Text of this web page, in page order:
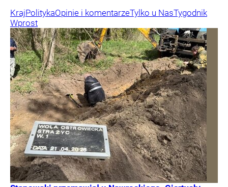
KrajPolitykaOpinie i komentarzeTylko u NasTygodnik
Wprost